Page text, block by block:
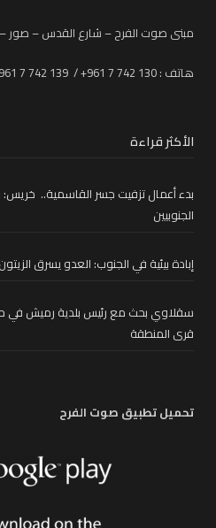
مبنى صوت الفرح – شارع القدس – صور –
هاتف : 130 742 7 961+ / 139 742 7 961+ لبنان
الأكثر قراءة
بدء أعمال تزفيت جسر القاسمية.. خريس:
الجنوبيين
إبادة بيئية في الجنوب: العدو يسرق
سقلاوي بحث مع رئيس بلدية رميش في
قرى المنطقة
تحميل تطبيق صوت الفرح